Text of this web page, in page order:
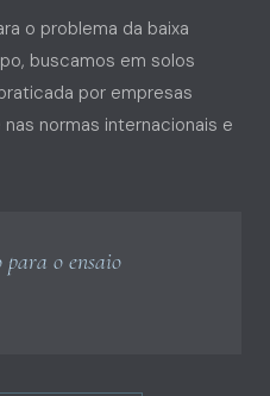
o problema da baixa
buscamos em solos
por empresas
normas internacionais e
para o ensaio